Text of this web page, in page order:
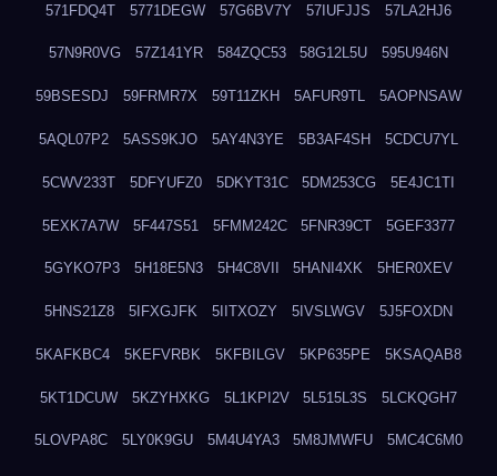
571FDQ4T 5771DEGW 57G6BV7Y 57IUFJJS 57LA2HJ6
57N9R0VG 57Z141YR 584ZQC53 58G12L5U 595U946N
59BSESDJ 59FRMR7X 59T11ZKH 5AFUR9TL 5AOPNSAW
5AQL07P2 5ASS9KJO 5AY4N3YE 5B3AF4SH 5CDCU7YL
5CWV233T 5DFYUFZ0 5DKYT31C 5DM253CG 5E4JC1TI
5EXK7A7W 5F447S51 5FMM242C 5FNR39CT 5GEF3377
5GYKO7P3 5H18E5N3 5H4C8VII 5HANI4XK 5HER0XEV
5HNS21Z8 5IFXGJFK 5IITXOZY 5IVSLWGV 5J5FOXDN
5KAFKBC4 5KEFVRBK 5KFBILGV 5KP635PE 5KSAQAB8
5KT1DCUW 5KZYHXKG 5L1KPI2V 5L515L3S 5LCKQGH7
5LOVPA8C 5LY0K9GU 5M4U4YA3 5M8JMWFU 5MC4C6M0